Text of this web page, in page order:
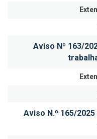
Aviso Nº 163/
Aviso N.º 165/